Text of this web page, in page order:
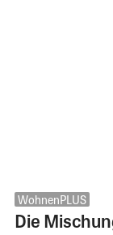
WohnenPLUS
Die